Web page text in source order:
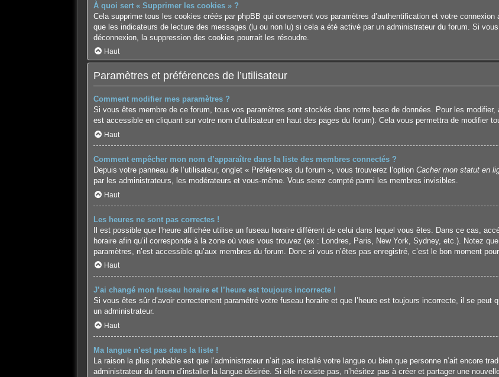
À quoi sert « Supprimer les cookies » ?
Cela supprime tous les cookies créés par phpBB qui conservent vos paramètres d’authentification et votre
que les indicateurs de lecture des messages (lu ou non lu) si cela a été activé par un administrateur du forum. Si
déconnexion, la suppression des cookies pourrait les résoudre.
Haut
Paramètres et préférences de l’utilisateur
Comment modifier mes paramètres ?
Si vous êtes membre de ce forum, tous vos paramètres sont stockés dans notre base de données. Pour les modifier,
est accessible en cliquant sur votre nom d’utilisateur en haut des pages du forum). Cela vous permettra de modifier
Haut
Comment empêcher mon nom d’apparaître dans la liste des membres connectés ?
Depuis votre panneau de l’utilisateur, onglet « Préférences du forum », vous trouverez l’option Cacher mon statut en
par les administrateurs, les modérateurs et vous-même. Vous serez compté parmi les membres invisibles.
Haut
Les heures ne sont pas correctes !
Il est possible que l’heure affichée utilise un fuseau horaire différent de celui dans lequel vous êtes. Dans ce cas,
horaire afin qu’il corresponde à la zone où vous vous trouvez (ex : Londres, Paris, New York, Sydney, etc.). Notez
paramètres, n’est accessible qu’aux membres du forum. Donc si vous n’êtes pas enregistré, c’est le bon moment
Haut
J’ai changé mon fuseau horaire et l’heure est toujours incorrecte !
Si vous êtes sûr d’avoir correctement paramétré votre fuseau horaire et que l’heure est toujours incorrecte, il se peut
un administrateur.
Haut
Ma langue n’est pas dans la liste !
La raison la plus probable est que l’administrateur n’ait pas installé votre langue ou bien que personne n’ait encore
administrateur du forum d’installer la langue désirée. Si elle n’existe pas, n’hésitez pas à créer et partager une